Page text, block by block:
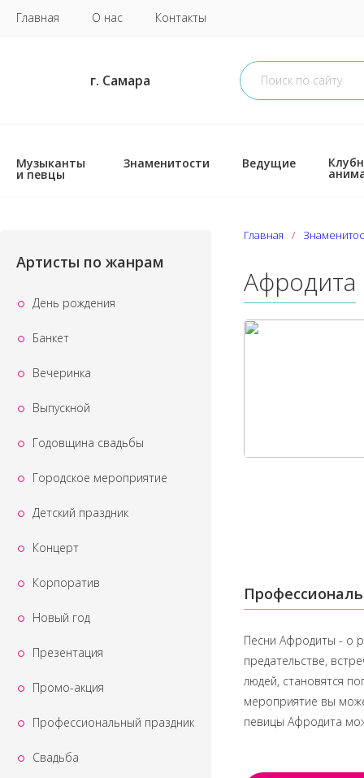
Главная О нас Контакты
г. Самара
Музыканты
и певцы
Знаменитости Ведущие
Артисты по жанрам
День рождения
Банкет
Вечеринка
Выпускной
Годовщина свадьбы
Городское мероприятие
Детский праздник
Концерт
Корпоратив
Новый год
Презентация
Промо-акция
Профессиональный праздник
Свадьба
Главная
Афродита
Песни Афродиты - о
предательстве,
людей, становятся
мероприятие вы
певицы Афродита